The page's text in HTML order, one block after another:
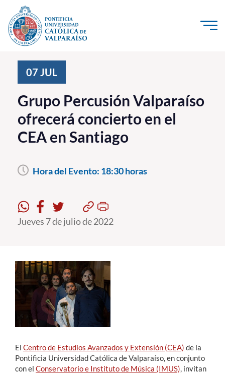
Click acá para ir directamente al contenido
Investigación, Creación e Innovación
PUCV Internacional
Vinculación con el Medio
Postgrado
Formación Continua
Académicos
Funcionarios
Alumni
English
07 JUL
Grupo Percusión Valparaíso
ofrecerá concierto en el
CEA en Santiago
Hora del Evento: 18:30 horas
Jueves 7 de julio de 2022
El Centro de Estudios Avanzados y Extensión (CEA) de la
Pontificia Universidad Católica de Valparaíso, en conjunto
con el Conservatorio e Instituto de Música (IMUS), invitan